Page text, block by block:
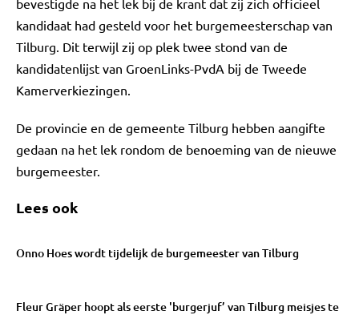
bevestigde na het lek bij de krant dat zij zich officieel
kandidaat had gesteld voor het burgemeesterschap van
Tilburg. Dit terwijl zij op plek twee stond van de
kandidatenlijst van GroenLinks-PvdA bij de Tweede
Kamerverkiezingen.
De provincie en de gemeente Tilburg hebben aangifte
gedaan na het lek rondom de benoeming van de nieuwe
burgemeester.
Lees ook
Onno Hoes wordt tijdelijk de burgemeester van Tilburg
Fleur Gräper hoopt als eerste 'burgerjuf’ van Tilburg meisjes te